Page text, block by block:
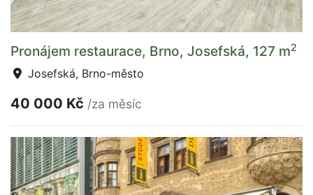
Pronájem restaurace, Brno, Josefská, 127 m2
Josefská, Brno-město
40 000 Kč /za měsíc